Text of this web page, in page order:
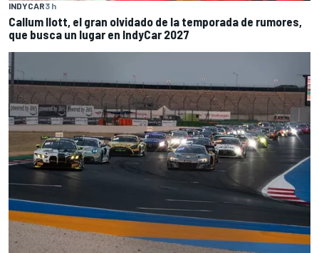
INDYCAR3 h
Callum Ilott, el gran olvidado de la temporada de rumores,
que busca un lugar en IndyCar 2027